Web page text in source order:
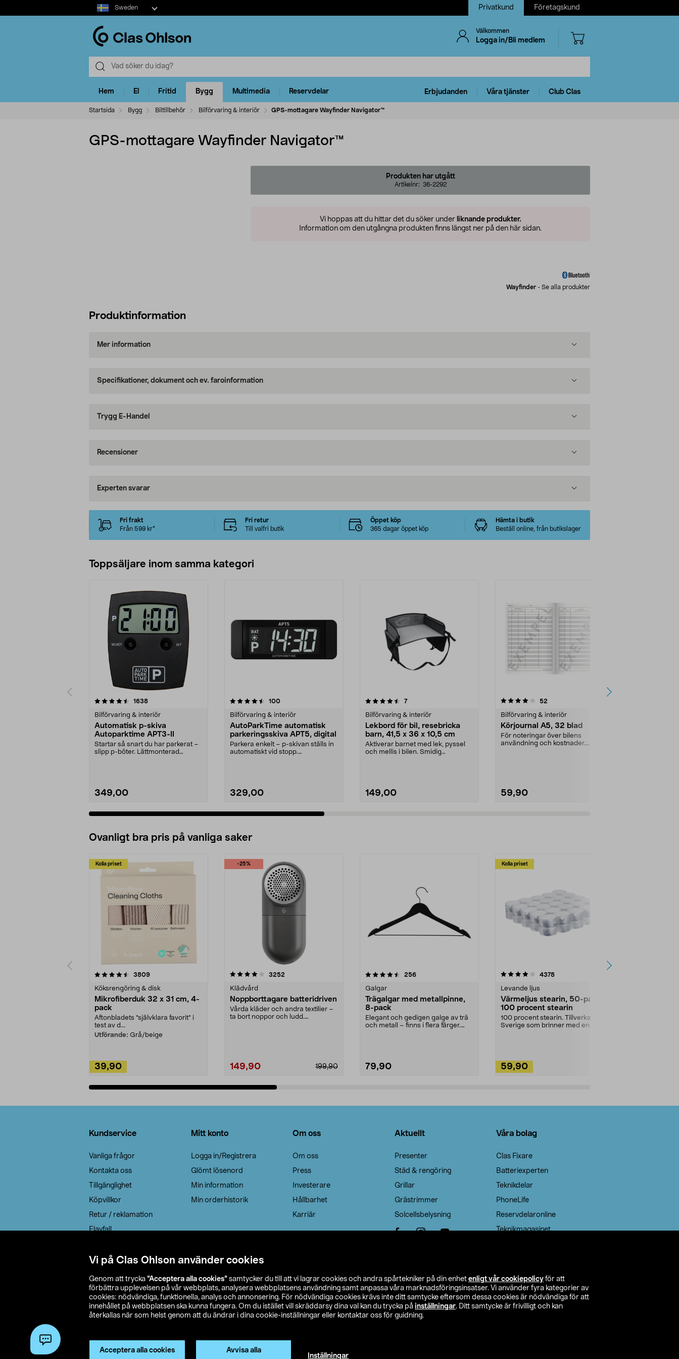
Vi på Clas Ohlson använder cookies
Genom att trycka ”Acceptera alla cookies” samtycker du till att vi lagrar cookies och andra spårtekniker på din enhet enligt vår cookiepolicy för att
förbättra upplevelsen på vår webbplats, analysera webbplatsens användning samt anpassa våra marknadsföringsinsatser. Vi använder fyra kategorier av
cookies: nödvändiga, funktionella, analys och annonsering. För nödvändiga cookies krävs inte ditt samtycke eftersom dessa cookies är nödvändiga för att
innehållet på webbplatsen ska kunna fungera. Om du istället vill skräddarsy dina val kan du trycka på inställningar. Ditt samtycke är frivilligt och kan
återkallas när som helst genom att du ändrar i dina cookie-inställningar eller kontaktar oss för guidning.
Acceptera alla cookies Avvisa alla
Inställningar
Select
market
Sweden Privatkund Företagskund
Välkommen
Logga in/Bli medlem
Hem El Fritid Bygg Multimedia Reservdelar Erbjudanden Våra tjänster Club Clas
Startsida Bygg Biltillbehör Bilförvaring & interiör GPS-mottagare Wayfinder Navigator™
GPS-mottagare Wayfinder Navigator™
Produkten har utgått
Artikelnr: 36-2292
Vi hoppas att du hittar det du söker under liknande produkter.
Information om den utgångna produkten finns längst ner på den här sidan.
Wayfinder - Se alla produkter
Produktinformation
Mer information
Specifikationer, dokument och ev. faroinformation
Trygg E-Handel
Recensioner
Experten svarar
Fri frakt
Från 599 kr*
Fri retur
Till valfri butik
Öppet köp
365 dagar öppet köp
Hämta i butik
Beställ online, från butikslager
Toppsäljare inom samma kategori
1638recensioner
Bilförvaring & interiör
Automatisk p-skiva
Autoparktime APT3-II
Startar så snart du har parkerat –
slipp p-böter. Lättmonterad
349,00
4.5 av 5 stjärnor 100recensioner
Bilförvaring & interiör
AutoParkTime automatisk
parkeringsskiva APT5, digital
Parkera enkelt – p-skivan ställs in
automatiskt vid stopp.
329,00
4.5 av 5 stjärnor 7recensioner
Bilförvaring & interiör
Lekbord för bil, resebricka
barn, 41,5 x 36 x 10,5 cm
Aktiverar barnet med lek, pyssel
och mellis i bilen. Smidig
149,00
4.0 av 5 stjärnor 52
Bilförvaring & interiör
Körjournal A5, 32 blad
För noteringar över bilens
användning och kostnader.
59,90
4.5 av 5 stjärnor
Ovanligt bra pris på vanliga saker
Kolla priset
3809recensioner
Köksrengöring & disk
Mikrofiberduk 32 x 31 cm, 4-
pack
Aftonbladets "självklara favorit” i
test av d...
Utförande: Grå/beige
39,90
-25%
4.0av 5 stjärnor 3252
Klädvård
Noppborttagare batteridriven
Vårda kläder och andra textilier –
ta bort noppor och ludd.
199,90
149,90
4.5av 5 stjärnor 256recensioner
Galgar
Trägalgar med metallpinne,
8-pack
Elegant och gedigen galge av trä
och metall – finns i flera färger.
79,90
Kolla priset
4.0av 5 stjärnor 4378recensioner
Levande ljus
Värmeljus stearin, 50-pack,
100 procent stearin
100 procent stearin. Tillverkade i
Sverige som brinner med en
59,90
4.5av 5 stjärnor
Kundservice
Vanliga frågor
Kontakta oss
Tillgänglighet
Köpvillkor
Retur / reklamation
Elavfall
Leveransalternativ
Mitt konto
Logga in/Registrera
Glömt lösenord
Min information
Min orderhistorik
Om oss
Om oss
Press
Investerare
Hållbarhet
Karriär
Aktuellt
Presenter
Städ & rengöring
Grillar
Grästrimmer
Solcellsbelysning
Våra bolag
Clas Fixare
Batteriexperten
Teknikdelar
PhoneLife
Reservdelaronline
Teknikmagasinet